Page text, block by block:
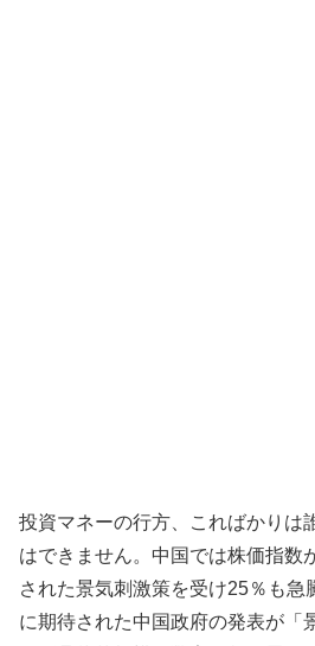
投資マネーの行方、こればかりは
はできません。中国では株価指数
された景気刺激策を受け25％も急
に期待された中国政府の発表が「